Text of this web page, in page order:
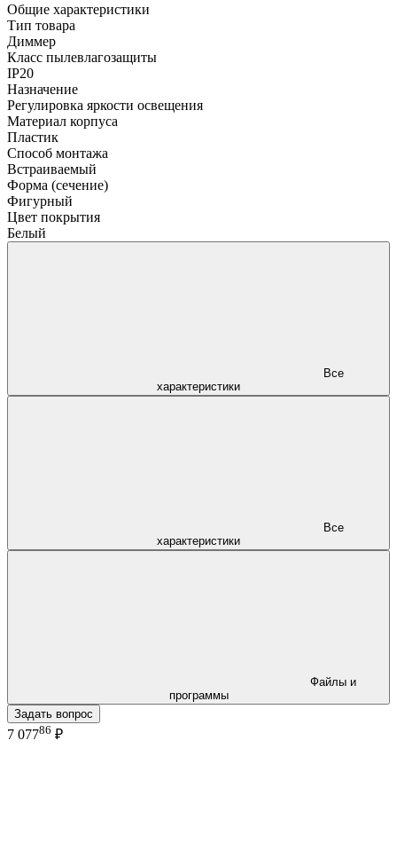
Общие характеристики
Тип товара
Диммер
Класс пылевлагозащиты
IP20
Назначение
Регулировка яркости освещения
Материал корпуса
Пластик
Способ монтажа
Встраиваемый
Форма (сечение)
Фигурный
Цвет покрытия
Белый
характеристики
характеристики
программы
Задать вопрос
7 07786 ₽